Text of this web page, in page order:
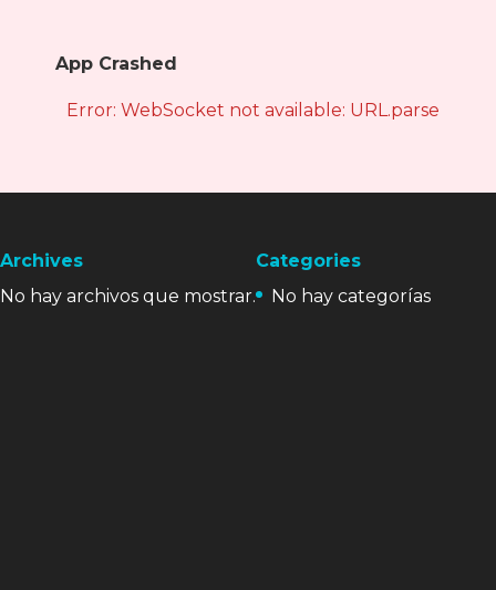
App Crashed
Error: WebSocket not available: URL.parse is
Archives
No hay archivos que mostrar.
Categories
No hay categorías